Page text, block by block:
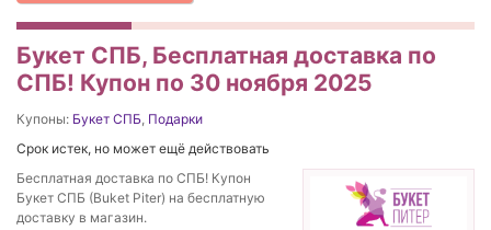
Букет СПБ, Бесплатная доставка по
СПБ! Купон по 30 ноября 2025
Купоны: Букет СПБ, Подарки
Срок истек, но может ещё действовать
Бесплатная доставка по СПБ! Купон
Букет СПБ (Buket Piter) на бесплатную
доставку в магазин.